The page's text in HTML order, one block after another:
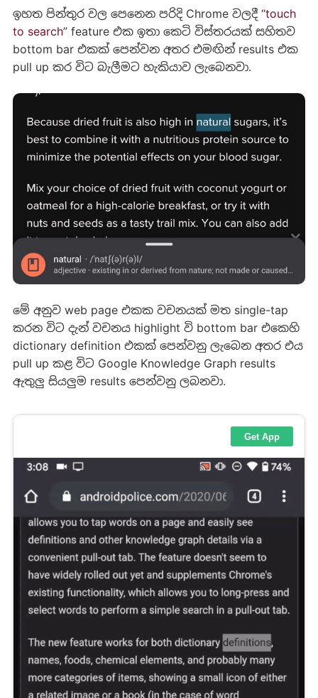
ඉහත පින්තුර වල පෙනෙන පරිදි Chrome වලදී “touch
to search” feature එක ඉතා කෙටි විස්තරයක් සහිතව
bottom bar එකක් පෙන්වන අතර එමඟින් results එක
pull up කර විට බැලීමට හැකියාව ලැබෙනවා.
මේ අනුව web page එකක වචනයක් මත single-tap
කරන විට දැන් වචනය highlight වි bottom bar එකෙහි
dictionary definition එකක් පෙන්වනු ලැ‍බෙන අතර එය
pull up කළ විට Google Knowledge Graph results
ඇතුලු සියලුම results පෙන්වනු ලබනවා.